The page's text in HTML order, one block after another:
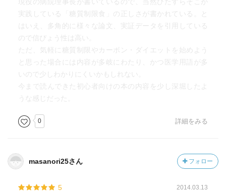
実践している「糖質制限食」の正しさが書かれている。と
はいえ、多角的に様々な論文、実証データを引用している
ので信ぴょう性は高い。
ただ、気軽に糖質制限やカーボン・ダイエットを始めよう
と思った場合には内容が多岐にわたり、かつ医学用語が多
いので少しわかりにくいかもしれない。
今まで読んできた初心者向けの本の内容を少し深堀したよ
うな感じだった。
0 詳細をみる
masanori25さん フォロー
5 2014.03.13